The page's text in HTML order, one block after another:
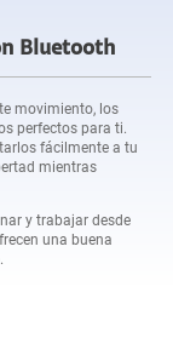
Bluetooth
movimiento, los
perfectos para ti.
fácilmente a tu
mientras
y trabajar desde
una buena